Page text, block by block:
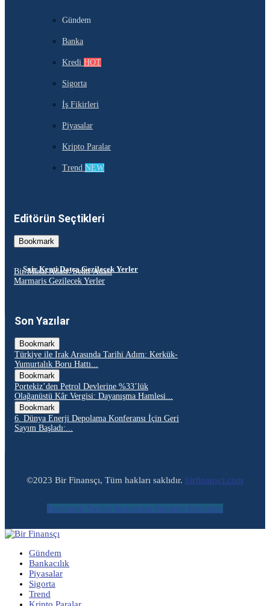
Gündem
Banka
Kredi HOT
Sigorta
İş Fikirleri
Piyasalar
Kripto Paralar
Trend NEW
Editörün Seçtikleri
Bookmark
Şair Kenti Datça Gezilecek Yerler
Bir Masal Adası: Sedir Adası
Marmaris Gezilecek Yerler
Son Yazılar
Bookmark
Türkiye ile Irak Arasında Tarihi Adım: Kerkük-
Yumurtalık Boru Hattı...
Bookmark
Portekiz’den Petrol Devlerine %33’lük
Olağanüstü Kâr Vergisi: Dayanışma Hamlesi...
Bookmark
6. Dünya Enerji Depolama Konferansı İçin Geri
Sayım Başladı:...
©2023 Bir Finansçı, Tüm hakları saklıdır. birfinansci.com
Facebook Twitter Instagram Youtube Envelope
Gündem
Bankacılık
Piyasalar
Sigorta
Trend